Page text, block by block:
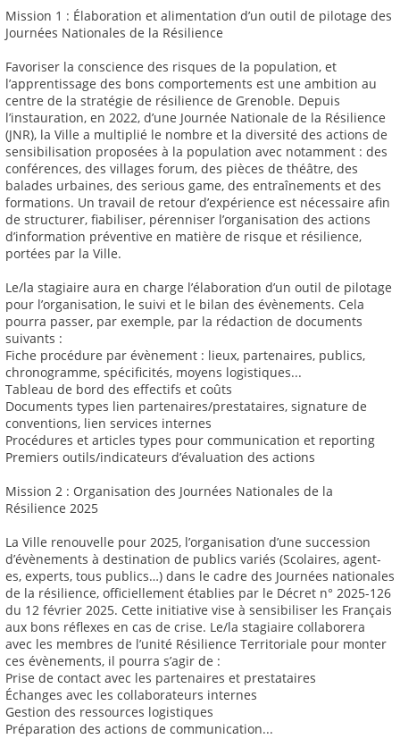
Mission 1 : Élaboration et alimentation d’un outil de pilotage des
Journées Nationales de la Résilience
Favoriser la conscience des risques de la population, et
l’apprentissage des bons comportements est une ambition au
centre de la stratégie de résilience de Grenoble. Depuis
l’instauration, en 2022, d’une Journée Nationale de la Résilience
(JNR), la Ville a multiplié le nombre et la diversité des actions de
sensibilisation proposées à la population avec notamment : des
conférences, des villages forum, des pièces de théâtre, des
balades urbaines, des serious game, des entraînements et des
formations. Un travail de retour d’expérience est nécessaire afin
de structurer, fiabiliser, pérenniser l’organisation des actions
d’information préventive en matière de risque et résilience,
portées par la Ville.
Le/la stagiaire aura en charge l’élaboration d’un outil de pilotage
pour l’organisation, le suivi et le bilan des évènements. Cela
pourra passer, par exemple, par la rédaction de documents
suivants :
Fiche procédure par évènement : lieux, partenaires, publics,
chronogramme, spécificités, moyens logistiques...
Tableau de bord des effectifs et coûts
Documents types lien partenaires/prestataires, signature de
conventions, lien services internes
Procédures et articles types pour communication et reporting
Premiers outils/indicateurs d’évaluation des actions
Mission 2 : Organisation des Journées Nationales de la
Résilience 2025
La Ville renouvelle pour 2025, l’organisation d’une succession
d’évènements à destination de publics variés (Scolaires, agent-
es, experts, tous publics…) dans le cadre des Journées nationales
de la résilience, officiellement établies par le Décret n° 2025-126
du 12 février 2025. Cette initiative vise à sensibiliser les Français
aux bons réflexes en cas de crise. Le/la stagiaire collaborera
avec les membres de l’unité Résilience Territoriale pour monter
ces évènements, il pourra s’agir de :
Prise de contact avec les partenaires et prestataires
Échanges avec les collaborateurs internes
Gestion des ressources logistiques
Préparation des actions de communication...